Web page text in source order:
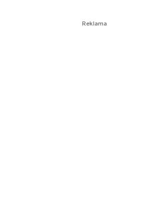
Reklama